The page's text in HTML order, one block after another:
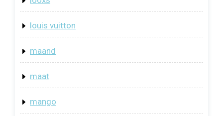
louis vuitton
maand
maat
mango